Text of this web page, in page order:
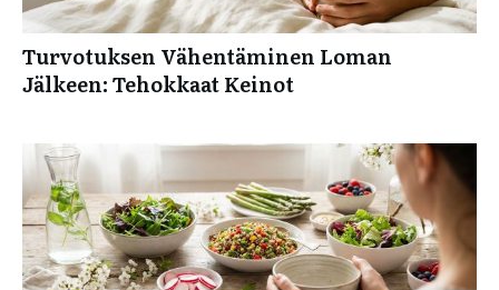
Turvotuksen Vähentäminen Loman
Jälkeen: Tehokkaat Keinot